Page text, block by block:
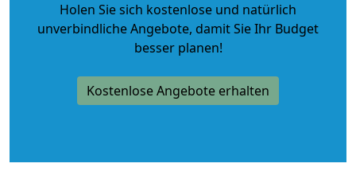
Holen Sie sich kostenlose und natürlich
unverbindliche Angebote, damit Sie Ihr Budget
besser planen!
Kostenlose Angebote erhalten